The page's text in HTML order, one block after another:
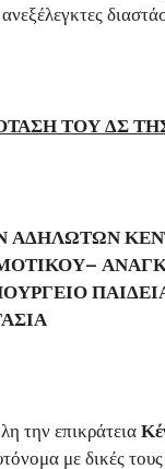
ΤΟΥ ΔΣ
ΑΔΗΛΩΤΩΝ
την επικράτεια
με δικές